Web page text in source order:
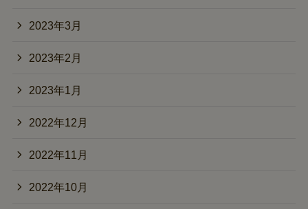
2023年3月
2023年2月
2023年1月
2022年12月
2022年11月
2022年10月